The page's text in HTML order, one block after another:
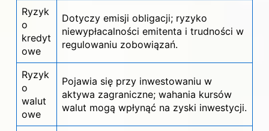
Ryzyk
o
kredyt
owe
Dotyczy emisji obligacji; ryzyko
niewypłacalności emitenta i trudności w
regulowaniu zobowiązań.
Ryzyk
o
walut
owe
Pojawia się przy inwestowaniu w
aktywa zagraniczne; wahania kursów
walut mogą wpłynąć na zyski inwestycji.